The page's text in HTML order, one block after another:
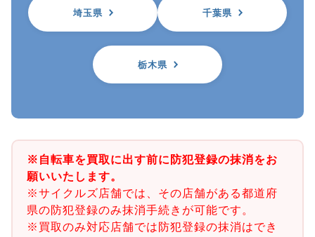
埼玉県 千葉県
栃木県
※自転車を買取に出す前に防犯登録の抹消をお
願いいたします。
※サイクルズ店舗では、その店舗がある都道府
県の防犯登録のみ抹消手続きが可能です。
※買取のみ対応店舗では防犯登録の抹消はでき